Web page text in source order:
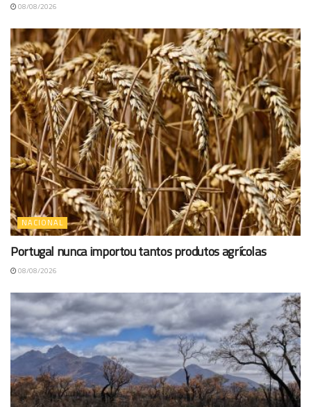
08/08/2026
NACIONAL
Portugal nunca importou tantos produtos agrícolas
08/08/2026